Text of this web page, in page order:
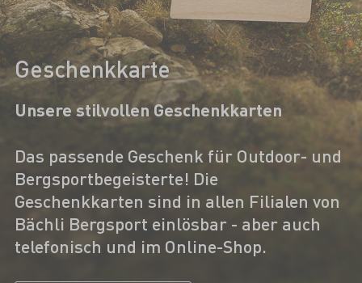
Geschenkkarte
Unsere stilvollen Geschenkkarten
Das passende Geschenk für Outdoor- und
Bergsportbegeisterte! Die
Geschenkkarten sind in allen Filialen von
Bächli Bergsport einlösbar - aber auch
telefonisch und im Online-Shop.